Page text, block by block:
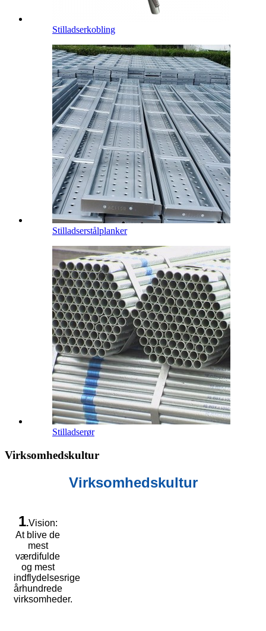
Stilladserkobling
Stilladserstålplanker
Stilladserør
Virksomhedskultur
Virksomhedskultur
1.Vision:
At blive de
mest
værdifulde
og mest
indflydelsesrige
århundrede
virksomheder.